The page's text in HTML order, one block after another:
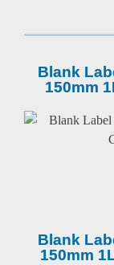
Blank
150mm
Blank
150mm